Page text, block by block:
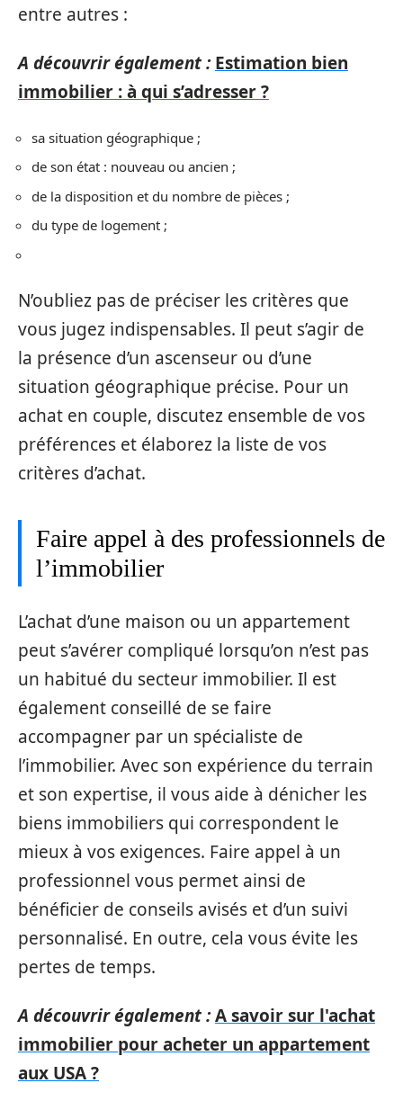
entre autres :
A découvrir également : Estimation bien
immobilier : à qui s’adresser ?
sa situation géographique ;
de son état : nouveau ou ancien ;
de la disposition et du nombre de pièces ;
du type de logement ;
N’oubliez pas de préciser les critères que
vous jugez indispensables. Il peut s’agir de
la présence d’un ascenseur ou d’une
situation géographique précise. Pour un
achat en couple, discutez ensemble de vos
préférences et élaborez la liste de vos
critères d’achat.
Faire appel à des professionnels de
l’immobilier
L’achat d’une maison ou un appartement
peut s’avérer compliqué lorsqu’on n’est pas
un habitué du secteur immobilier. Il est
également conseillé de se faire
accompagner par un spécialiste de
l’immobilier. Avec son expérience du terrain
et son expertise, il vous aide à dénicher les
biens immobiliers qui correspondent le
mieux à vos exigences. Faire appel à un
professionnel vous permet ainsi de
bénéficier de conseils avisés et d’un suivi
personnalisé. En outre, cela vous évite les
pertes de temps.
A découvrir également :A savoir sur l'achat
immobilier pour acheter un appartement
aux USA ?